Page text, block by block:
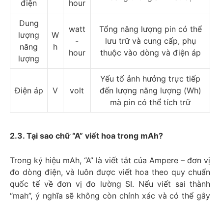
điện
hour
Dung
lượng
năng
lượng
W
h
watt
-
hour
Tổng năng lượng pin có thể
lưu trữ và cung cấp, phụ
thuộc vào dòng và điện áp
Điện áp V volt
Yếu tố ảnh hưởng trực tiếp
đến lượng năng lượng (Wh)
mà pin có thể tích trữ
2.3. Tại sao chữ “A” viết hoa trong mAh?
Trong ký hiệu mAh, “A” là viết tắt của Ampere – đơn vị
đo dòng điện, và luôn được viết hoa theo quy chuẩn
quốc tế về đơn vị đo lường SI. Nếu viết sai thành
“mah”, ý nghĩa sẽ không còn chính xác và có thể gây